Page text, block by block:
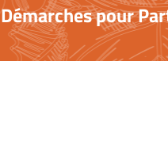
Démarches pour